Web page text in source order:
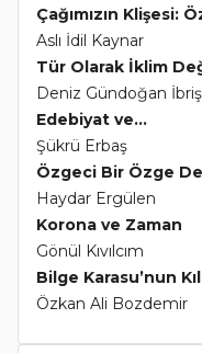
Çağımızın Klişesi:
Aslı İdil Kaynar
Tür Olarak İklim
Deniz Gündoğan
Edebiyat ve...
Şükrü Erbaş
Özgeci Bir Özge
Haydar Ergülen
Korona ve Zaman
Gönül Kıvılcım
Bilge Karasu’nun
Özkan Ali Bozdemir